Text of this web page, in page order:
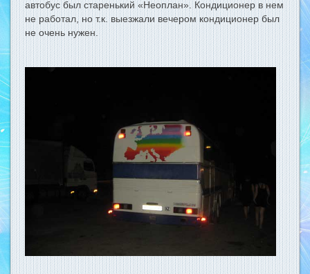
автобус был старенький «Неоплан». Кондиционер в нем
не работал, но т.к. выезжали вечером кондиционер был
не очень нужен.